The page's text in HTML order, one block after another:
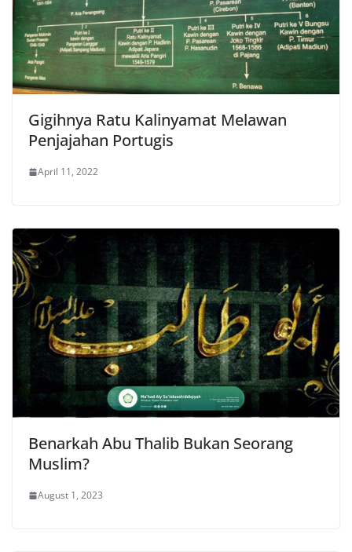
Gigihnya Ratu Kalinyamat Melawan
Penjajahan Portugis
April 11, 2022
Benarkah Abu Thalib Bukan Seorang
Muslim?
August 1, 2023